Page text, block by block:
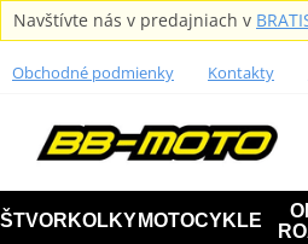
Navštívte nás v predajniach v
Obchodné podmienky Kontakty
ŠTVORKOLKY MOTOCYKLE